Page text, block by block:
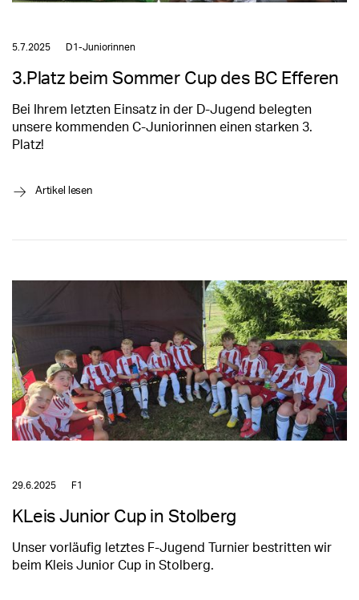
5.7.2025 D1-Juniorinnen
3.Platz beim Sommer Cup des BC Efferen
Bei Ihrem letzten Einsatz in der D-Jugend belegten
unsere kommenden C-Juniorinnen einen starken 3.
Platz!
→ Artikel lesen
29.6.2025 F1
KLeis Junior Cup in Stolberg
Unser vorläufig letztes F-Jugend Turnier bestritten wir
beim Kleis Junior Cup in Stolberg.